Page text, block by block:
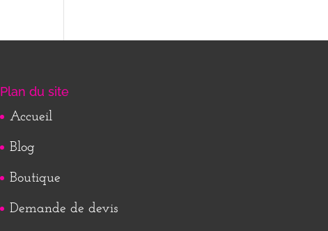
Plan du site
Accueil
Blog
Boutique
Demande de devis